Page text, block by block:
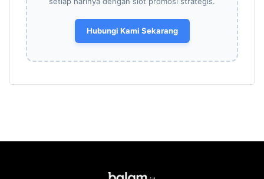
Hubungi Kami Sekarang